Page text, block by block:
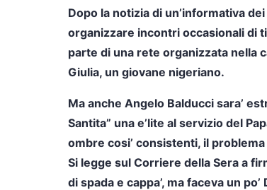
Dopo la notizia di un’informativa
organizzare incontri occasionali di
parte di una rete organizzata nella
Giulia, un giovane nigeriano.
Ma anche Angelo Balducci sara’
Santita” una e’lite al servizio del
ombre cosi’ consistenti, il
Si legge sul Corriere della Sera a
di spada e cappa’, ma faceva un